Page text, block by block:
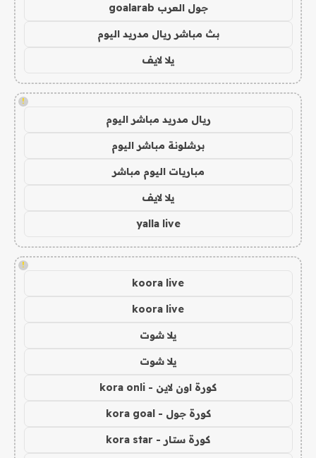
جول العرب goalarab
بث مباشر ريال مدريد اليوم
يلا لايف
!
ريال مدريد مباشر اليوم
برشلونة مباشر اليوم
مباريات اليوم مباشر
يلا لايف
yalla live
!
koora live
koora live
يلا شوت
يلا شوت
كورة اون لاين - kora onli
كورة جول - kora goal
كورة ستار - kora star